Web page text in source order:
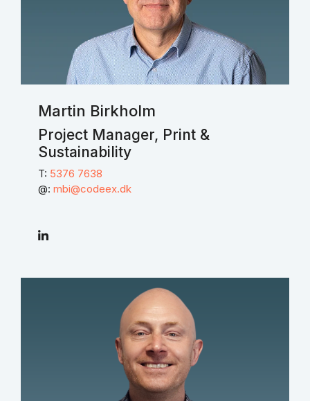
Martin Birkholm
Project Manager, Print &
Sustainability
T: 5376 7638
@: mbi@codeex.dk